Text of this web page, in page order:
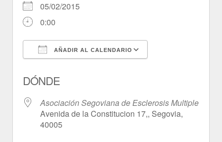
05/02/2015
0:00
AÑADIR AL CALENDARIO
DÓNDE
Asociación Segoviana de Esclerosis Multiple
Avenida de la Constitucion 17,, Segovia,
40005